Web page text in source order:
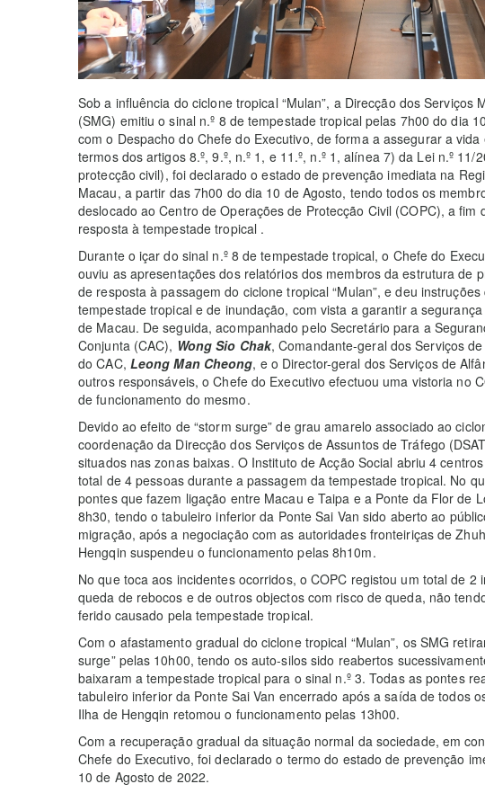
Sob a influência do ciclone tropical “Mulan”, a Direcção dos Serviços
(SMG) emitiu o sinal n.º 8 de tempestade tropical pelas 7h00 do dia
com o Despacho do Chefe do Executivo, de forma a assegurar a
termos dos artigos 8.º, 9.º, n.º 1, e 11.º, n.º 1, alínea 7) da Lei n.º
protecção civil), foi declarado o estado de prevenção imediata na
Macau, a partir das 7h00 do dia 10 de Agosto, tendo todos os
deslocado ao Centro de Operações de Protecção Civil (COPC), a fim
resposta à tempestade tropical .
Durante o içar do sinal n.º 8 de tempestade tropical, o Chefe do
ouviu as apresentações dos relatórios dos membros da estrutura de
de resposta à passagem do ciclone tropical “Mulan”, e deu
tempestade tropical e de inundação, com vista a garantir a
de Macau. De seguida, acompanhado pelo Secretário para a
Conjunta (CAC), Wong Sio Chak, Comandante-geral dos Serviços
do CAC, Leong Man Cheong, e o Director-geral dos Serviços de
outros responsáveis, o Chefe do Executivo efectuou uma vistoria no
de funcionamento do mesmo.
Devido ao efeito de “storm surge” de grau amarelo associado ao
coordenação da Direcção dos Serviços de Assuntos de Tráfego
situados nas zonas baixas. O Instituto de Acção Social abriu 4
total de 4 pessoas durante a passagem da tempestade tropical. No
pontes que fazem ligação entre Macau e Taipa e a Ponte da Flor de
8h30, tendo o tabuleiro inferior da Ponte Sai Van sido aberto ao
migração, após a negociação com as autoridades fronteiriças de
Hengqin suspendeu o funcionamento pelas 8h10m.
No que toca aos incidentes ocorridos, o COPC registou um total de 2
queda de rebocos e de outros objectos com risco de queda, não
ferido causado pela tempestade tropical.
Com o afastamento gradual do ciclone tropical “Mulan”, os SMG
surge” pelas 10h00, tendo os auto-silos sido reabertos
baixaram a tempestade tropical para o sinal n.º 3. Todas as pontes
tabuleiro inferior da Ponte Sai Van encerrado após a saída de todos
Ilha de Hengqin retomou o funcionamento pelas 13h00.
Com a recuperação gradual da situação normal da sociedade, em
Chefe do Executivo, foi declarado o termo do estado de prevenção
10 de Agosto de 2022.